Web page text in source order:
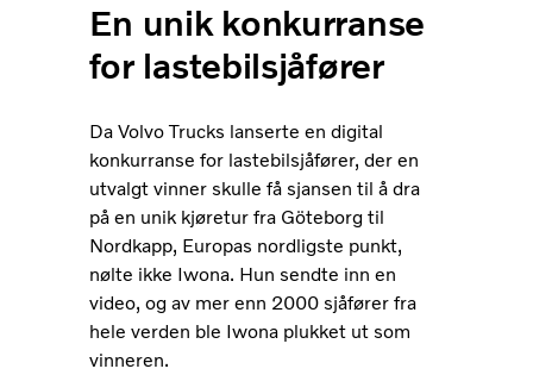
En unik konkurranse
for lastebilsjåfører
Da Volvo Trucks lanserte en digital
konkurranse for lastebilsjåfører, der en
utvalgt vinner skulle få sjansen til å dra
på en unik kjøretur fra Göteborg til
Nordkapp, Europas nordligste punkt,
nølte ikke Iwona. Hun sendte inn en
video, og av mer enn 2000 sjåfører fra
hele verden ble Iwona plukket ut som
vinneren.